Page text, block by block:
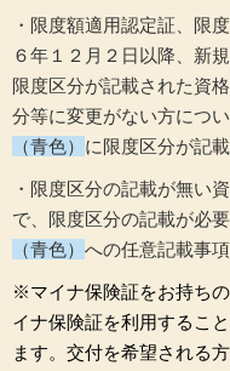
・限度額適用認定証、限
６年１２月２日以降、新
限度区分が記載された資
分等に変更がない方につ
（青色） に限度区分が記
・限度区分の記載が無い
で、限度区分の記載が必
（青色） への任意記載事
※マイナ保険証をお持ち
イナ保険証を利用するこ
ます。交付を希望される